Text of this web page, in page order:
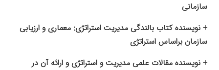
سازمانی
+ نویسنده کتاب بالندگی مدیریت استراتژی: معماری و ارزیابی
سازمان براساس استراتژی
+ نویسنده مقالات علمی مدیریت و استراتژی و ارائه آن در